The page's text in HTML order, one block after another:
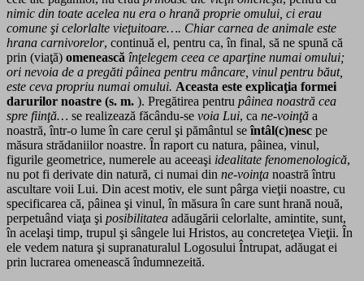
nimic din toate acelea nu era o hrană proprie omului, ci erau
comune şi celorlalte vieţuitoare…. Chiar carnea de animale este
hrana carnivorelor, continuă el, pentru ca, în final, să ne spună că
prin (viaţă) omenească înţelegem ceea ce aparţine numai omului;
ori nevoia de a pregăti pâinea pentru mâncare, vinul pentru băut,
este ceva propriu numai omului. Aceasta este explicaţia formei
darurilor noastre (s. m. ). Pregătirea pentru pâinea noastră cea
spre fiinţă… se realizează făcându-se voia Lui, ca ne-voinţă a
noastră, într-o lume în care cerul şi pământul seîntâl(c)nesc pe
măsura strădaniilor noastre. În raport cu natura, pâinea, vinul,
figurile geometrice, numerele au aceeaşi idealitate fenomenologică,
nu pot fi derivate din natură, ci numai din ne-voinţa noastră întru
ascultare voii Lui. Din acest motiv, ele sunt pârga vieţii noastre, cu
specificarea că, pâinea şi vinul, în măsura în care sunt hrană nouă,
perpetuând viaţa şi posibilitatea adăugării celorlalte, amintite, sunt,
în acelaşi timp, trupul şi sângele lui Hristos, au concreteţea Vieţii. În
ele vedem natura şi supranaturalul Logosului Întrupat, adăugat ei
prin lucrarea omenească îndumnezeită.